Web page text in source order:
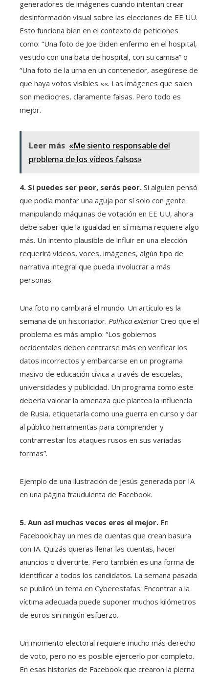
generadores de imágenes cuando intentan crear
desinformación visual sobre las elecciones de EE UU.
Esto funciona bien en el contexto de peticiones
como: “Una foto de Joe Biden enfermo en el hospital,
vestido con una bata de hospital, con su camisa” o
“Una foto de la urna en un contenedor, asegúrese de
que haya votos visibles ««. Las imágenes que salen
son mediocres, claramente falsas. Pero todo es
mejor.
Leer más «Me siento responsable del
problema de los vídeos falsos»
4. Si puedes ser peor, serás peor. Si alguien pensó
que podía montar una aguja por sí solo con gente
manipulando máquinas de votación en EE UU, ahora
debe saber que la igualdad en sí misma requiere algo
más. Un intento plausible de influir en una elección
requerirá vídeos, voces, imágenes, algún tipo de
narrativa integral que pueda involucrar a más
personas.
Una foto no cambiará el mundo. Un artículo es la
semana de un historiador. Política exteriorCreo que el
problema es más amplio: “Los gobiernos
occidentales deben centrarse más en verificar los
datos incorrectos y embarcarse en un programa
masivo de educación cívica a través de escuelas,
universidades y publicidad. Un programa como este
debería valorar la amenaza que plantea la influencia
de Rusia, etiquetarla como una guerra en curso y dar
al público herramientas para comprender y
contrarrestar los ataques rusos en sus variadas
formas”.
Ejemplo de una ilustración de Jesús generada por IA
en una página fraudulenta de Facebook.
5. Aun así muchas veces eres el mejor. En
Facebook hay un mes de cuentas que crean basura
con IA. Quizás quieras llenar las cuentas, hacer
anuncios o divertirte. Pero también es una forma de
identificar a todos los candidatos. La semana pasada
se publicó un tema en Cyberestafas: Encontrar a la
víctima adecuada puede suponer muchos kilómetros
de euros sin ningún esfuerzo.
Un momento electoral requiere mucho más derecho
de voto, pero no es posible ejercerlo por completo.
En esas historias de Facebook que crearon la pierna